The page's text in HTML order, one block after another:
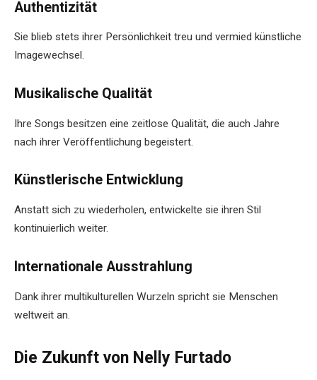
Authentizität
Sie blieb stets ihrer Persönlichkeit treu und vermied künstliche
Imagewechsel.
Musikalische Qualität
Ihre Songs besitzen eine zeitlose Qualität, die auch Jahre
nach ihrer Veröffentlichung begeistert.
Künstlerische Entwicklung
Anstatt sich zu wiederholen, entwickelte sie ihren Stil
kontinuierlich weiter.
Internationale Ausstrahlung
Dank ihrer multikulturellen Wurzeln spricht sie Menschen
weltweit an.
Die Zukunft von Nelly Furtado